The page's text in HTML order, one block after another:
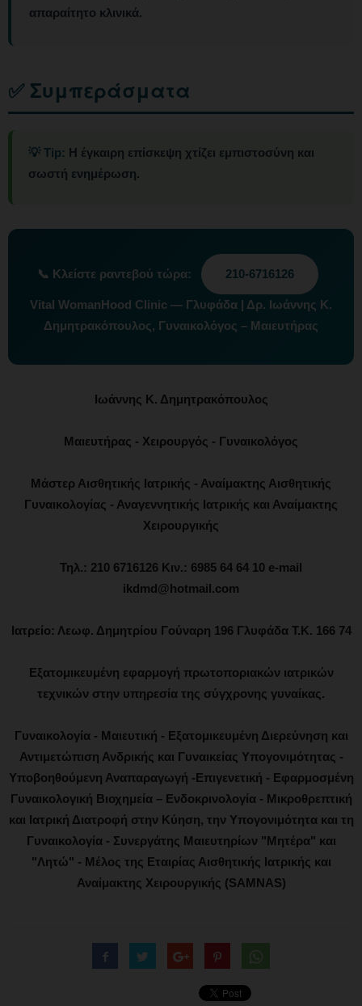
απαραίτητο κλινικά.
✅ Συμπεράσματα
💡 Tip: Η έγκαιρη επίσκεψη χτίζει εμπιστοσύνη και
σωστή ενημέρωση.
📞 Κλείστε ραντεβού τώρα: 210-6716126
Vital WomanHood Clinic — Γλυφάδα | Δρ. Ιωάννης Κ.
Δημητρακόπουλος, Γυναικολόγος – Μαιευτήρας
Ιωάννης Κ. Δημητρακόπουλος
Μαιευτήρας - Χειρουργός - Γυναικολόγος
Μάστερ Αισθητικής Ιατρικής - Αναίμακτης Αισθητικής
Γυναικολογίας - Αναγεννητικής Ιατρικής και Αναίμακτης
Χειρουργικής
Τηλ.: 210 6716126 Κιν.: 6985 64 64 10 e-mail
ikdmd@hotmail.com
Ιατρείο: Λεωφ. Δημητρίου Γούναρη 196 Γλυφάδα Τ.Κ. 166 74
Εξατομικευμένη εφαρμογή πρωτοποριακών ιατρικών
τεχνικών στην υπηρεσία της σύγχρονης γυναίκας.
Γυναικολογία - Μαιευτική - Εξατομικευμένη Διερεύνηση και
Αντιμετώπιση Ανδρικής και Γυναικείας Υπογονιμότητας -
Υποβοηθούμενη Αναπαραγωγή -Επιγενετική - Εφαρμοσμένη
Γυναικολογική Βιοχημεία – Ενδοκρινολογία - Μικροθρεπτική
και Ιατρική Διατροφή στην Κύηση, την Υπογονιμότητα και τη
Γυναικολογία - Συνεργάτης Μαιευτηρίων "Μητέρα" και
"Λητώ" - Μέλος της Εταιρίας Αισθητικής Ιατρικής και
Αναίμακτης Χειρουργικής (SAMNAS)